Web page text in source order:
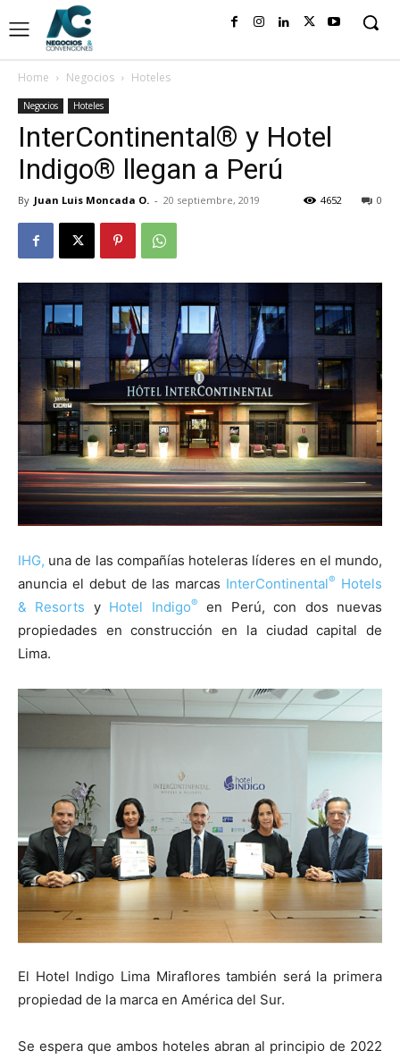
Home Negocios Hoteles
Negocios Hoteles
InterContinental® y Hotel
Indigo® llegan a Perú
By Juan Luis Moncada O. - 20 septiembre, 2019 0
4652
IHG, una de las compañías hoteleras líderes en el mundo,
anuncia el debut de las marcas InterContinental® Hotels
& Resorts y Hotel Indigo®
en Perú, con dos nuevas
propiedades en construcción en la ciudad capital de
Lima.
El Hotel Indigo Lima Miraflores también será la primera
propiedad de la marca en América del Sur.
Se espera que ambos hoteles abran al principio de 2022